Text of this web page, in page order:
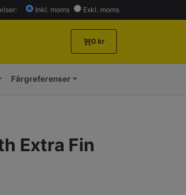
Inkl. moms Exkl. moms
0 kr
Färgreferenser
Extra Fin